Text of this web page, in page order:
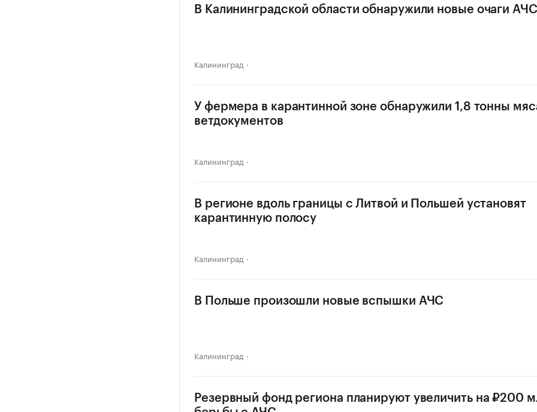
В Калининградской области обнаружили новые очаги АЧС
Калининград
У фермера в карантинной зоне обнаружили 1,8 тонны
ветдокументов
Калининград
В регионе вдоль границы с Литвой и Польшей установят
карантинную полосу
Калининград
В Польше произошли новые вспышки АЧС
Калининград
Резервный фонд региона планируют увеличить на ₽200